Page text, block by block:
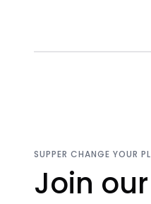
SUPPER CHANGE YOUR
Join